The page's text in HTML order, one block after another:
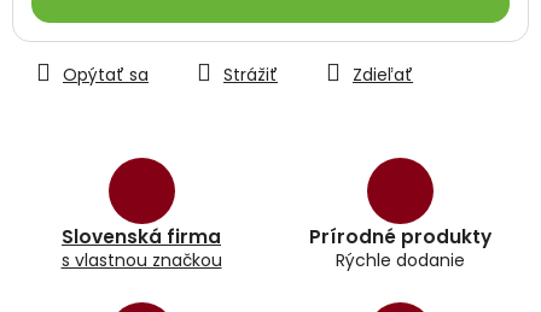
Slovenská firma
s vlastnou značkou
Prírodné produkty
Rýchle dodanie
Opýtať sa Strážiť Zdieľať